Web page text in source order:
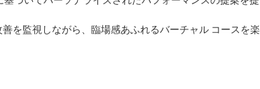
を監視しながら、臨場感あふれるバーチャル コースを楽